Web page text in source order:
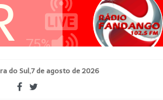
do Sul,7 de agosto de 2026